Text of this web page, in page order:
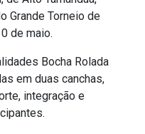
Grande Torneio de
de maio.
Bocha Rolada
em duas canchas,
integração e